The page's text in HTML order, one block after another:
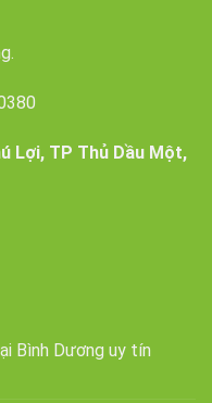
Lợi, TP Thủ Dầu Một,
Bình Dương uy tín